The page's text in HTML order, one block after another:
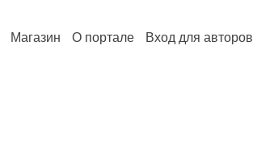
Магазин О портале Вход для авторов